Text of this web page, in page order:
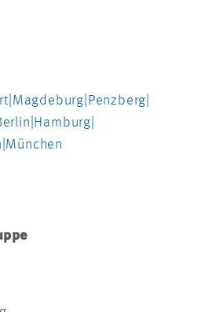
Magdeburg Penzberg
Hamburg
München